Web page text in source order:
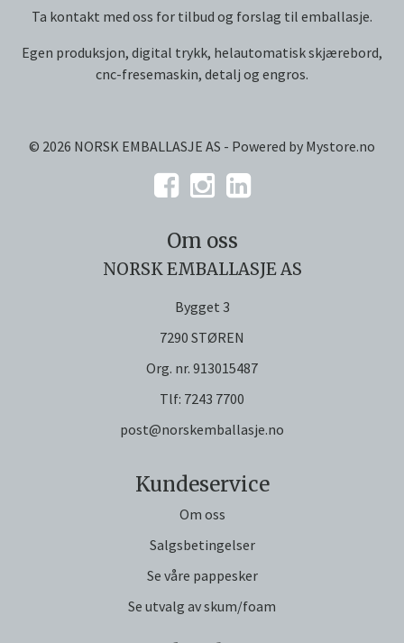
Ta kontakt med oss for tilbud og forslag til emballasje.
Egen produksjon, digital trykk, helautomatisk skjærebord,
cnc-fresemaskin, detalj og engros.
© 2026 NORSK EMBALLASJE AS - Powered by Mystore.no
Om oss
NORSK EMBALLASJE AS
Bygget 3
7290 STØREN
Org. nr. 913015487
Tlf: 7243 7700
post@norskemballasje.no
Kundeservice
Om oss
Salgsbetingelser
Se våre pappesker
Se utvalg av skum/foam